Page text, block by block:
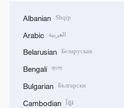
Albanian Shqip
Arabic العربية
Belarusian Беларуская
Bengali বাংলা
Bulgarian Български
Cambodian ខ្មែរ